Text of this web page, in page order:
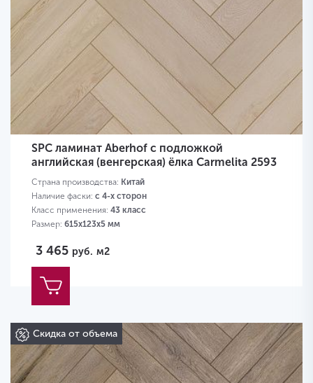
SPC ламинат Aberhof с подложкой
английская (венгерская) ёлка Carmelita 2593
Страна производства: Китай
Наличие фаски: с 4-х сторон
Класс применения: 43 класс
Размер: 615х123х5 мм
3 465 руб. м2
Скидка от объема